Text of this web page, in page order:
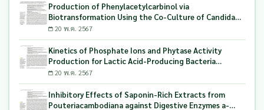
Production of Phenylacetylcarbinol via
Biotransformation Using the Co-Culture of Candida
tropicalis TISTR 5306 and Saccharomyces cerevisiae
TISTR 5606 as the Biocatalyst
20 พ.ค. 2567
Kinetics of Phosphate Ions and Phytase Activity
Production for Lactic Acid-Producing Bacteria
Utilizing Milling and Whitening Stages Rice Bran as
Biopolymer Substrates
20 พ.ค. 2567
Inhibitory Effects of Saponin-Rich Extracts from
Pouteriacambodiana against Digestive Enzymes a-